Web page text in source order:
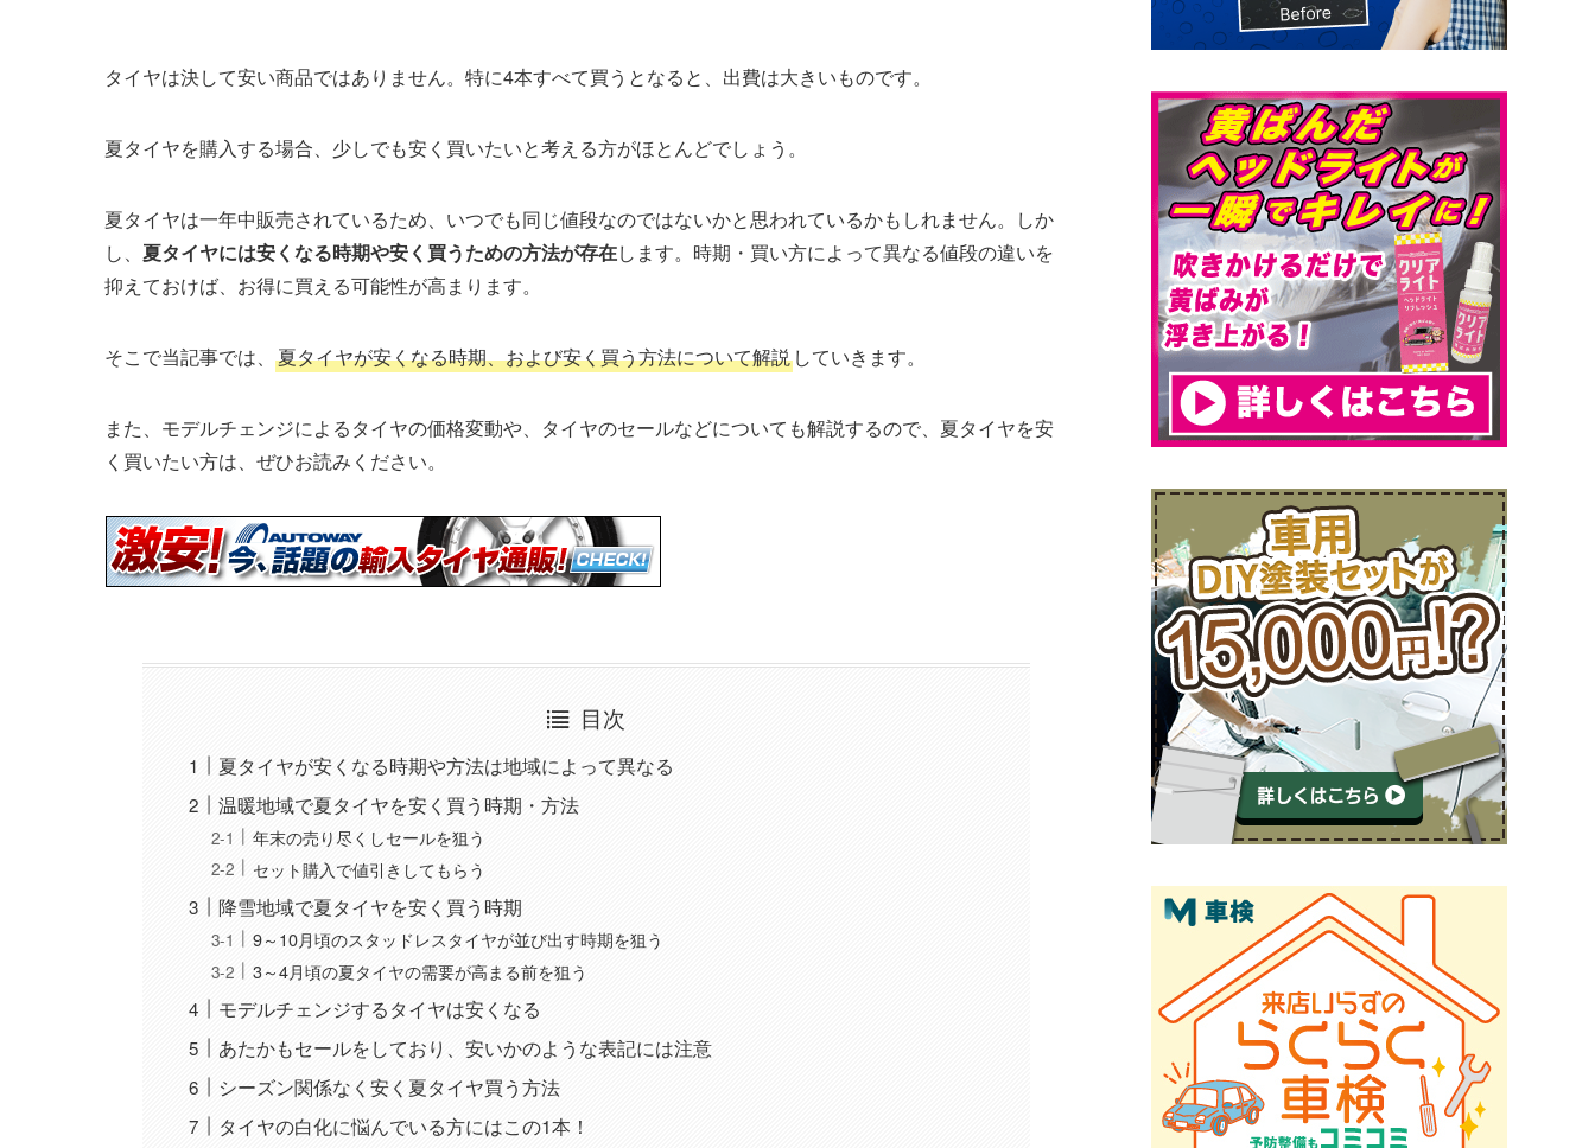
タイヤは決して安い商品ではありません。特に4本すべて買うとなると、出費は大きいものです。
夏タイヤを購入する場合、少しでも安く買いたいと考える方がほとんどでしょう。
夏タイヤは一年中販売されているため、いつでも同じ値段なのではないかと思われているかもしれません。しか
し、 夏タイヤには安くなる時期や安く買うための方法が存在します。時期・買い方によって異なる値段の違いを
抑えておけば、お得に買える可能性が高まります。
そこで当記事では、 夏タイヤが安くなる時期、および安く買う方法について解説 していきます。
また、モデルチェンジによるタイヤの価格変動や、タイヤのセールなどについても解説するので、夏タイヤを安
く買いたい方は、ぜひお読みください。
目次
夏タイヤが安くなる時期や方法は地域によって異なる
温暖地域で夏タイヤを安く買う時期・方法
年末の売り尽くしセールを狙う
セット購入で値引きしてもらう
降雪地域で夏タイヤを安く買う時期
9～10月頃のスタッドレスタイヤが並び出す時期を狙う
3～4月頃の夏タイヤの需要が高まる前を狙う
モデルチェンジするタイヤは安くなる
あたかもセールをしており、安いかのような表記には注意
シーズン関係なく安く夏タイヤ買う方法
タイヤの白化に悩んでいる方にはこの1本！